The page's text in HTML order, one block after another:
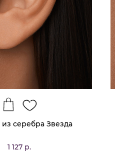
серебра Звезда
1 127 р.